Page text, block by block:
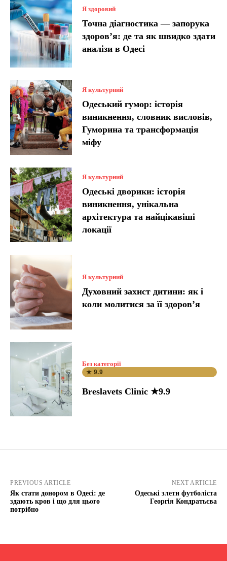
Я здоровий
Точна діагностика — запорука
здоров’я: де та як швидко здати
аналізи в Одесі
Я культурний
Одеський гумор: історія
виникнення, словник висловів,
Гуморина та трансформація
міфу
Я культурний
Одеські дворики: історія
виникнення, унікальна
архітектура та найцікавіші
локації
Я культурний
Духовний захист дитини: як і
коли молитися за її здоров’я
Без категорії
★ 9.9
Breslavets Clinic ★9.9
PREVIOUS ARTICLE
Як стати донором в Одесі: де
здають кров і що для цього
потрібно
NEXT ARTICLE
Одеські злети футболіста
Георгія Кондратьєва